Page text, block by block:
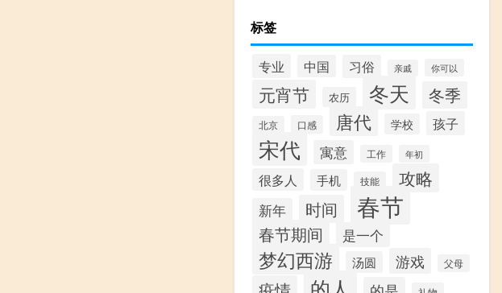
标签
专业 中国 习俗 亲戚 你可以
元宵节 农历 冬天 冬季
北京 口感 唐代 学校 孩子
宋代 寓意 工作 年初
很多人 手机 技能 攻略
新年 时间 春节
春节期间 是一个
梦幻西游 汤圆 游戏 父母
的人